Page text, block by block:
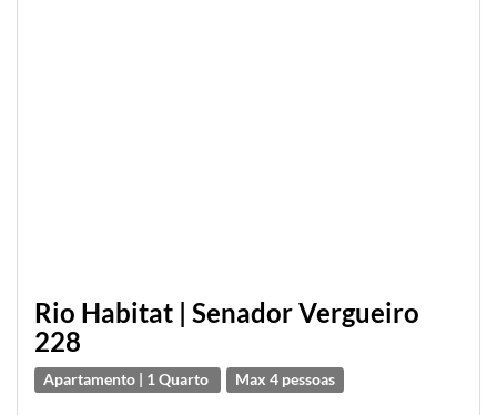
Rio Habitat | Senador Vergueiro
228
Apartamento | 1 Quarto Max 4 pessoas